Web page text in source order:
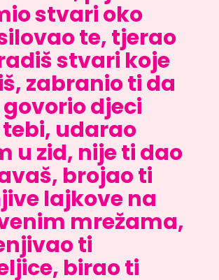
stvari oko
te, tjerao
stvari koje
zabranio ti da
djeci
tebi, udarao
u zid, nije ti dao
brojao ti
lajkove na
mrežama,
ti
birao ti